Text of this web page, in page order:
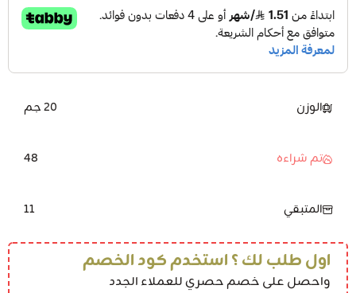
الوزن 20 جم
تم شراءه 48
المتبقي 11
اول طلب لك ؟ استخدم كود الخصم
واحصل على خصم حصري للعملاء الجدد